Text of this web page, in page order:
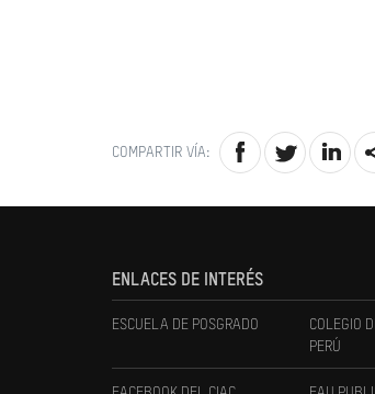
COMPARTIR VÍA:
ENLACES DE INTERÉS
ESCUELA DE POSGRADO
COLEGIO
PERÚ